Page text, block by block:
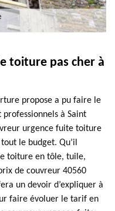
toiture pas cher à
propose a pu faire le
à Saint
urgence fuite toiture
le budget. Qu’il
toiture en tôle, tuile,
de couvreur 40560
un devoir d’expliquer à
faire évoluer le tarif en